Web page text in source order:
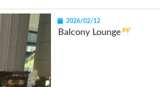
2026/02/12
Balcony Lounge